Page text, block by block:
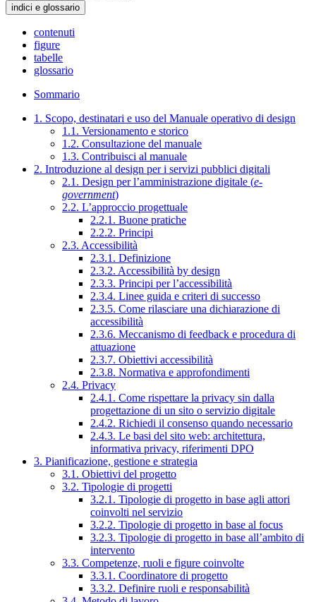
indici e glossario
contenuti
figure
tabelle
glossario
Sommario
1. Scopo, destinatari e uso del Manuale operativo di design
1.1. Versionamento e storico
1.2. Consultazione del manuale
1.3. Contribuisci al manuale
2. Introduzione al design per i servizi pubblici digitali
2.1. Design per l’amministrazione digitale (e-
government)
2.2. L’approccio progettuale
2.2.1. Buone pratiche
2.2.2. Principi
2.3. Accessibilità
2.3.1. Definizione
2.3.2. Accessibilità by design
2.3.3. Principi per l’accessibilità
2.3.4. Linee guida e criteri di successo
2.3.5. Come rilasciare una dichiarazione di
accessibilità
2.3.6. Meccanismo di feedback e procedura di
attuazione
2.3.7. Obiettivi accessibilità
2.3.8. Normativa e approfondimenti
2.4. Privacy
2.4.1. Come rispettare la privacy sin dalla
progettazione di un sito o servizio digitale
2.4.2. Richiedi il consenso quando necessario
2.4.3. Le basi del sito web: architettura,
informativa privacy, riferimenti DPO
3. Pianificazione, gestione e strategia
3.1. Obiettivi del progetto
3.2. Tipologie di progetti
3.2.1. Tipologie di progetto in base agli attori
coinvolti nel servizio
3.2.2. Tipologie di progetto in base al focus
3.2.3. Tipologie di progetto in base all’ambito di
intervento
3.3. Competenze, ruoli e figure coinvolte
3.3.1. Coordinatore di progetto
3.3.2. Definire ruoli e responsabilità